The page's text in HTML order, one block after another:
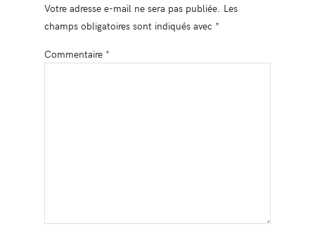
Votre adresse e-mail ne sera pas publiée. Les
champs obligatoires sont indiqués avec *
Commentaire *